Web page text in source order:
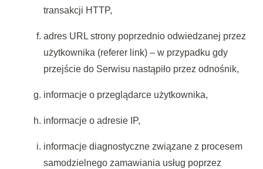
transakcji HTTP,
adres URL strony poprzednio odwiedzanej przez
użytkownika (referer link) – w przypadku gdy
przejście do Serwisu nastąpiło przez odnośnik,
informacje o przeglądarce użytkownika,
informacje o adresie IP,
informacje diagnostyczne związane z procesem
samodzielnego zamawiania usług poprzez